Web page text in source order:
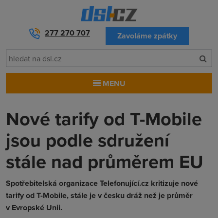
277 270 707 Zavoláme zpátky
MENU
Nové tarify od T-Mobile
jsou podle sdružení
stále nad průměrem EU
Spotřebitelská organizace Telefonující.cz kritizuje nové
tarify od T-Mobile, stále je v česku dráž než je průměr
v Evropské Unii.